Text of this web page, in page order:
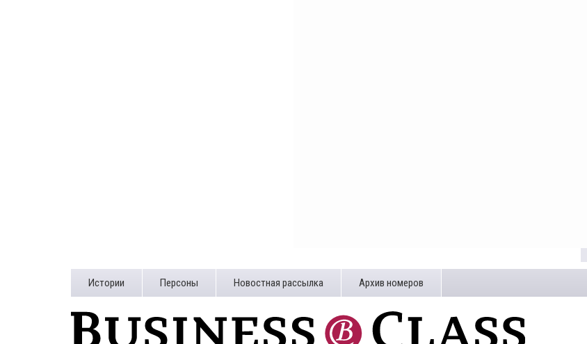
Истории Персоны Новостная рассылка Архив номеров